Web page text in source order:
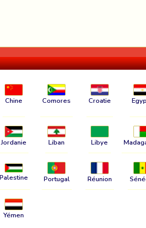
Chine Comores Croatie
Jordanie Liban Libye
Palestine Portugal Réunion
Yémen